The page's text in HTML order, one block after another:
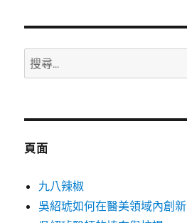
搜
尋
鍵
頁面
九八辣椒
吳紹琥如何在醫美領域內創新